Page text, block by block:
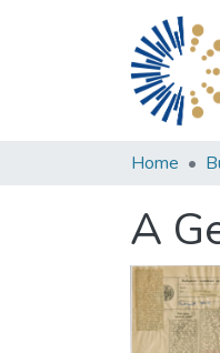
Home
A